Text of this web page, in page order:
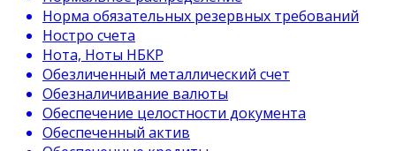
Норма обязательных резервных требований
Ностро счета
Нота, Ноты НБКР
Обезличенный металлический счет
Обезналичивание валюты
Обеспечение целостности документа
Обеспеченный актив